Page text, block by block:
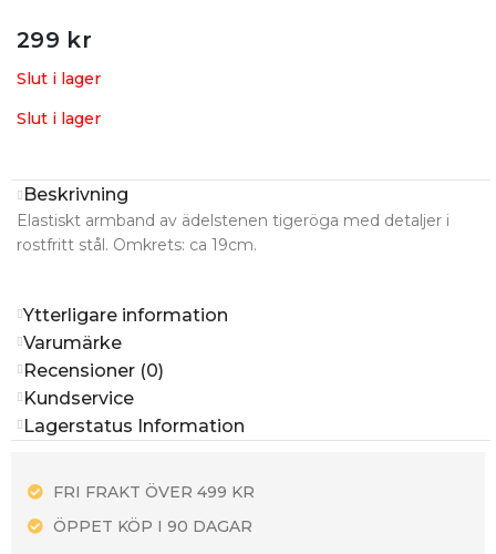
299 kr
Slut i lager
Slut i lager
Beskrivning
Elastiskt armband av ädelstenen tigeröga med detaljer i
rostfritt stål. Omkrets: ca 19cm.
Ytterligare information
Varumärke
Recensioner (0)
Kundservice
Lagerstatus Information
FRI FRAKT ÖVER 499 KR
ÖPPET KÖP I 90 DAGAR